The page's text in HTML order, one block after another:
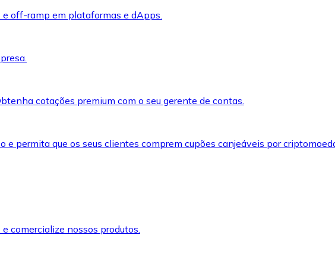
off-ramp em plataformas e dApps.
cotações premium com o seu gerente de contas.
e permita que os seus clientes comprem cupões canjeáveis por
comercialize nossos produtos.